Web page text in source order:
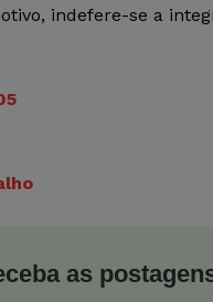
indefere-se a
as